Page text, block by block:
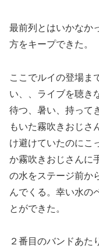
最前列とはいかなか
方をキープできた。
ここでルイの登場ま
い、、ライブを聴き
待つ、暑い、持って
もいた霧吹きおじさ
け避けていたのにこ
か霧吹きおじさんに
の水をステージ前か
んでくる。幸い水の
とができた。
２番目のバンドあた